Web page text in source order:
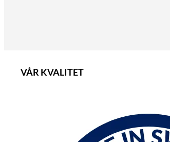
VÅR KVALITET